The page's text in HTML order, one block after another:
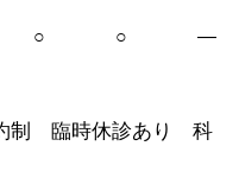
○ ○ —
制 臨時休診あり 科